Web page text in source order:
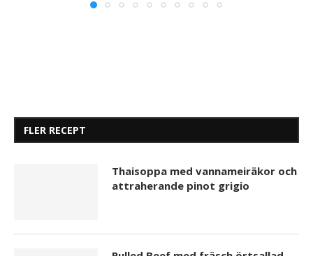
FLER RECEPT
Thaisoppa med vannameiräkor och
attraherande pinot grigio